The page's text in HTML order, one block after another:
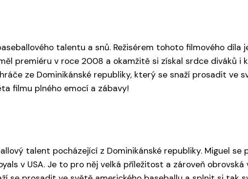
talentu a snů. Režisérem tohoto filmového díla
premiéru v roce 2008 a okamžitě si získal srdce diváků i
ze Dominikánské republiky, který se snaží prosadit ve
filmu plného emocí a zábavy!
talent pocházející z Dominikánské republiky. Miguel se
v USA. Je to pro něj velká příležitost a zároveň obrovská